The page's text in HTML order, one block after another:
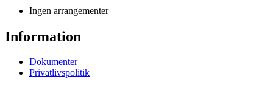
Ingen arrangementer
Information
Dokumenter
Privatlivspolitik